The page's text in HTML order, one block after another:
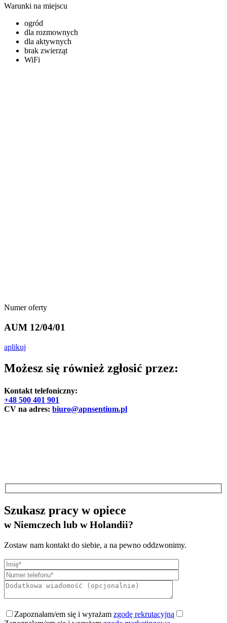
Warunki na miejscu
ogród
dla rozmownych
dla aktywnych
brak zwierząt
WiFi
Numer oferty
AUM 12/04/01
aplikuj
Możesz się również zgłosić przez:
Kontakt telefoniczny:
+48 500 401 901
CV na adres: biuro@apnsentium.pl
Szukasz pracy w opiece
w Niemczech lub w Holandii?
Zostaw nam kontakt do siebie, a na pewno oddzwonimy.
Zapoznałam/em się i wyrażam zgodę rekrutacyjną